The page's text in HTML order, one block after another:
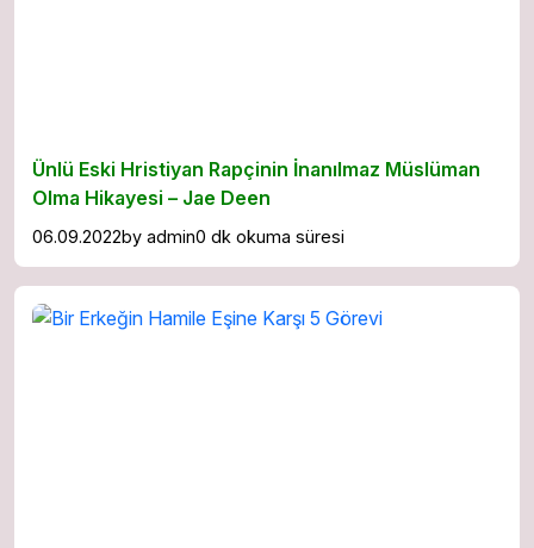
Ünlü Eski Hristiyan Rapçinin İnanılmaz Müslüman
Olma Hikayesi – Jae Deen
06.09.2022by admin0 dk okuma süresi